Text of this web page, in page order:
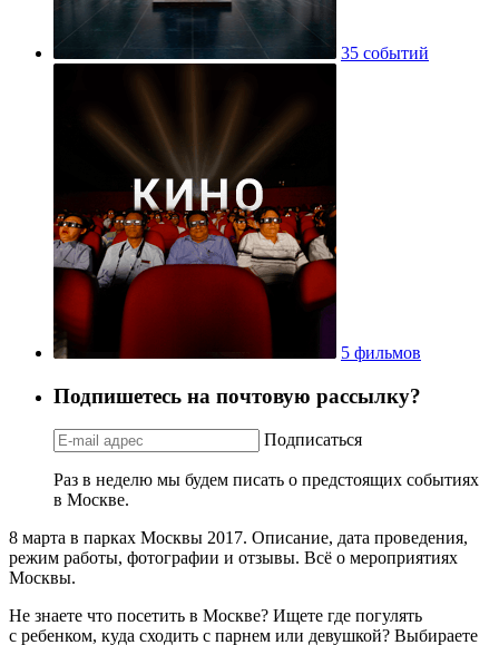
35 событий
5 фильмов
Подпишетесь на почтовую рассылку?
Подписаться
Раз в неделю мы будем писать о предстоящих событиях
в Москве.
8 марта в парках Москвы 2017. Описание, дата проведения,
режим работы, фотографии и отзывы. Всё о мероприятиях
Москвы.
Не знаете что посетить в Москве? Ищете где погулять
с ребенком, куда сходить с парнем или девушкой? Выбираете